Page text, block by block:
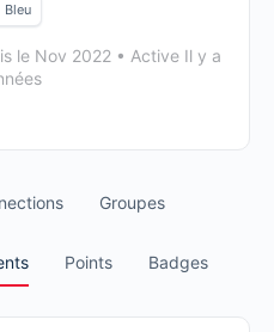
Bleu
le Nov 2022 • Active Il y a
Groupes
Points Badges